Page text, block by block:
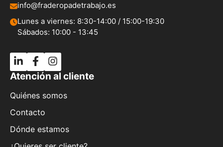
info@fraderopadetrabajo.es
Lunes a viernes: 8:30-14:00 / 15:00-19:30
Sábados: 10:00 - 13:45
Atención al cliente
Quiénes somos
Contacto
Dónde estamos